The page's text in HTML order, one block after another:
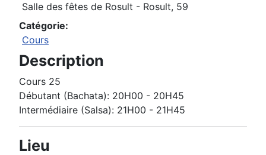
Salle des fêtes de Rosult - Rosult, 59
Catégorie:
Cours
Description
Cours 25
Débutant (Bachata): 20H00 - 20H45
Intermédiaire (Salsa): 21H00 - 21H45
Lieu